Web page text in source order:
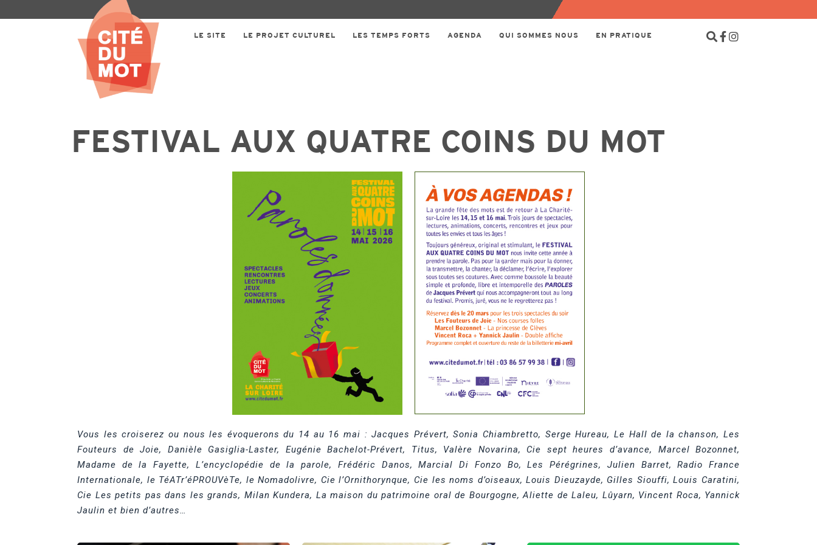
LE SITE LE PROJET CULTUREL LES TEMPS FORTS AGENDA QUI SOMMES NOUS EN PRATIQUE
FESTIVAL AUX QUATRE COINS DU MOT
Vous les croiserez ou nous les évoquerons du 14 au 16 mai : Jacques Prévert, Sonia Chiambretto, Serge Hureau, Le Hall de la chanson, Les
Fouteurs de Joie, Danièle Gasiglia-Laster, Eugénie Bachelot-Prévert, Titus, Valère Novarina, Cie sept heures d’avance, Marcel Bozonnet,
Madame de la Fayette, L’encyclopédie de la parole, Frédéric Danos,Marcial Di Fonzo Bo,Les Pérégrines, Julien Barret,Radio France
Internationale, le TéATr’éPROUVèTe, le Nomadolivre, Cie l’Ornithorynque, Cie les noms d’oiseaux,Louis Dieuzayde, Gilles Siouffi, Louis Caratini,
Cie Les petits pas dans les grands, Milan Kundera, La maison du patrimoine oral de Bourgogne, Aliette de Laleu, Lûyarn, Vincent Roca, Yannick
Jaulin et bien d’autres…